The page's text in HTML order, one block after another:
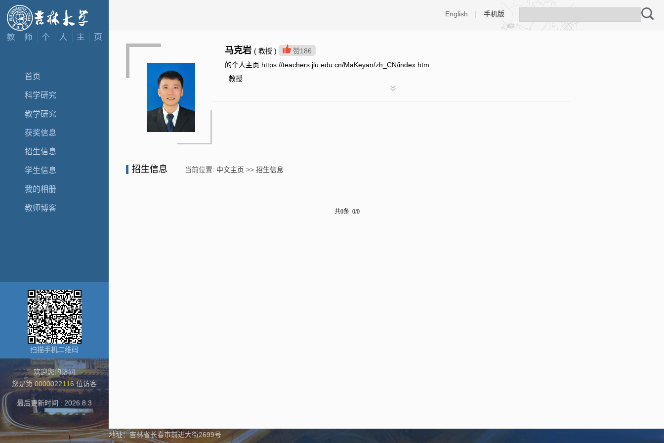
首页
科学研究
教学研究
获奖信息
招生信息
学生信息
我的相册
教师博客
扫描手机二维码
欢迎您的访问
您是第0000022116位访客
最后更新时间 : 2026 8 3
English | 手机版
马克岩 ( 教授 ) 赞186
的个人主页 https://teachers.jlu.edu.cn/MaKeyan/zh_CN/index.htm
教授
招生信息 当前位置: 中文主页 >> 招生信息
共0条 0/0
地址：吉林省长春市前进大街2699号